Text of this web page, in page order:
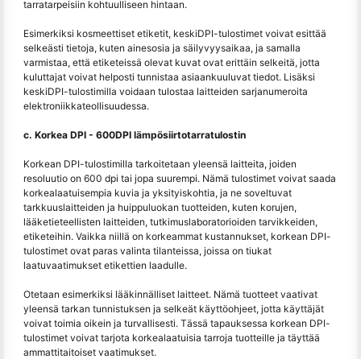
tarratarpeisiin kohtuulliseen hintaan.
Esimerkiksi kosmeettiset etiketit, keskiDPI-tulostimet voivat esittää
selkeästi tietoja, kuten ainesosia ja säilyvyysaikaa, ja samalla
varmistaa, että etiketeissä olevat kuvat ovat erittäin selkeitä, jotta
kuluttajat voivat helposti tunnistaa asiaankuuluvat tiedot. Lisäksi
keskiDPI-tulostimilla voidaan tulostaa laitteiden sarjanumeroita
elektroniikkateollisuudessa.
c. Korkea DPI - 600DPI lämpösiirtotarratulostin
Korkean DPI-tulostimilla tarkoitetaan yleensä laitteita, joiden
resoluutio on 600 dpi tai jopa suurempi. Nämä tulostimet voivat saada
korkealaatuisempia kuvia ja yksityiskohtia, ja ne soveltuvat
tarkkuuslaitteiden ja huippuluokan tuotteiden, kuten korujen,
lääketieteellisten laitteiden, tutkimuslaboratorioiden tarvikkeiden,
etiketeihin. Vaikka niillä on korkeammat kustannukset, korkean DPI-
tulostimet ovat paras valinta tilanteissa, joissa on tiukat
laatuvaatimukset etikettien laadulle.
Otetaan esimerkiksi lääkinnälliset laitteet. Nämä tuotteet vaativat
yleensä tarkan tunnistuksen ja selkeät käyttöohjeet, jotta käyttäjät
voivat toimia oikein ja turvallisesti. Tässä tapauksessa korkean DPI-
tulostimet voivat tarjota korkealaatuisia tarroja tuotteille ja täyttää
ammattitaitoiset vaatimukset.